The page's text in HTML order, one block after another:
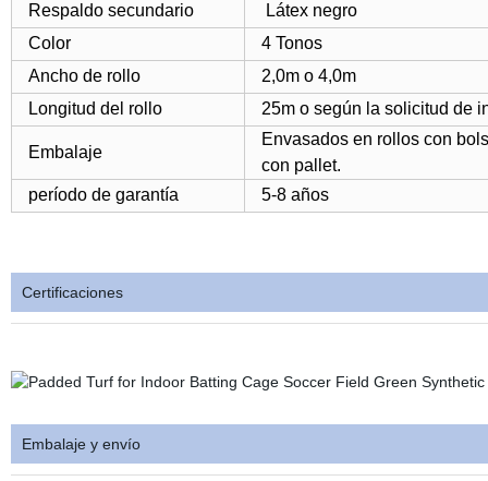
Respaldo secundario
Látex negro
Color
4 Tonos
Ancho de rollo
2,0m o 4,0m
Longitud del rollo
25m o según la solicitud de
Embalaje
Envasados en rollos con
con pallet.
período de garantía
5-8 años
Certificaciones
Embalaje y envío